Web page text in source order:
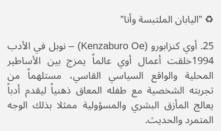
♻️ ​”اليابان الملتبسة وأنا”
​25. أوي كنزابورو (Kenzaburo Oe) – نوبل في الأدب
1994​خلقت أعمال أوي عالماً يمزج بين الأساطير
المحلية والواقع السياسي القاسي، مستلهماً من
تجربته الشخصية مع طفله المعاق ذهنياً ليقدم أدباً
يعالج المأزق البشري والمسؤولية ممثلا بذلك الوجه
المتمرد والحديث.